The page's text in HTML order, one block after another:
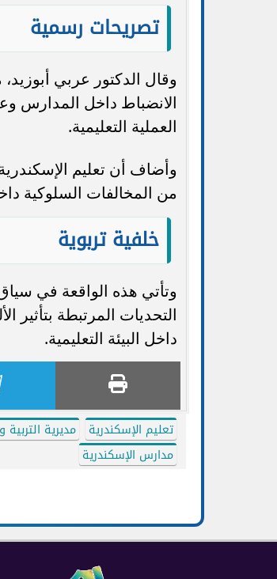
تصريحات رسمية
وقال الدكتور عربي
الانضباط داخل المدارس
العملية التعليمية.
وأضاف أن تعليم
من المخالفات السلوكية
خلفية تربوية
وتأتي هذه الواقعة في
التحديات المرتبطة بتأثير
داخل البيئة التعليمية.
تعليم الإسكندرية مديرية التربية
مدارس الإسكندرية